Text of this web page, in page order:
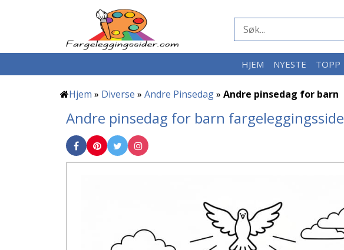
HJEM NYESTE TOPP
Hjem » Diverse » Andre Pinsedag» Andre pinsedag for barn
Andre pinsedag for barn fargeleggingsside